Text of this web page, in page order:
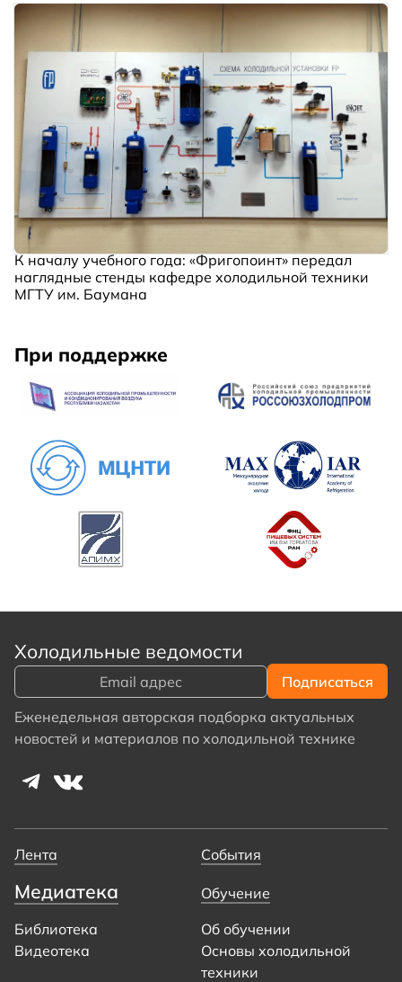
К началу учебного года: «Фригопоинт» передал
наглядные стенды кафедре холодильной техники
МГТУ им. Баумана
При поддержке
Холодильные ведомости
Еженедельная авторская подборка актуальных
новостей и материалов по холодильной технике
Лента События
Медиатека
Библиотека
Видеотека
Обучение
Об обучении
Основы холодильной
техники